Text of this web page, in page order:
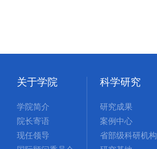
关于学院
学院简介
院长寄语
现任领导
科学研究
研究成果
案例中心
省部级科研机构